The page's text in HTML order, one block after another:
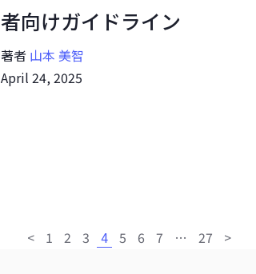
者向けガイドライン
著者 山本 美智
April 24, 2025
< 1 2 3 4 5 6 7 … 27 >